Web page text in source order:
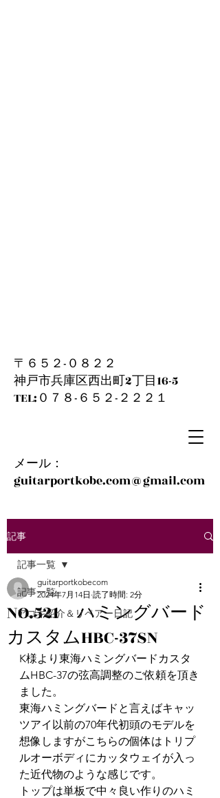
〒６５２-０８２２
神戸市兵庫区西出町2丁目16-5
​TEL:０７８-６５２-２２２１
メール：
guitarportkobe.com@gmail.com
記事
記事一覧
アコギ紹介＆リペアー日記
記事一覧
NO.521 ハミングバード
カスタムHBC-37SN
guitarportkobecom
2024年7月14日 読了時間: 2分
K様より東海ハミングバードカスタ
ムHBC-37の弦高調整のご依頼を頂き
ました。
東海ハミングバードと言えばキャッ
ツアイ以前の70年代初頭のモデルを
想像しますがこちらの個体はトリプ
ルオーボディにカッタウェイが入っ
た近代物のような感じです。
トップは単板で中々良い作りのハミ